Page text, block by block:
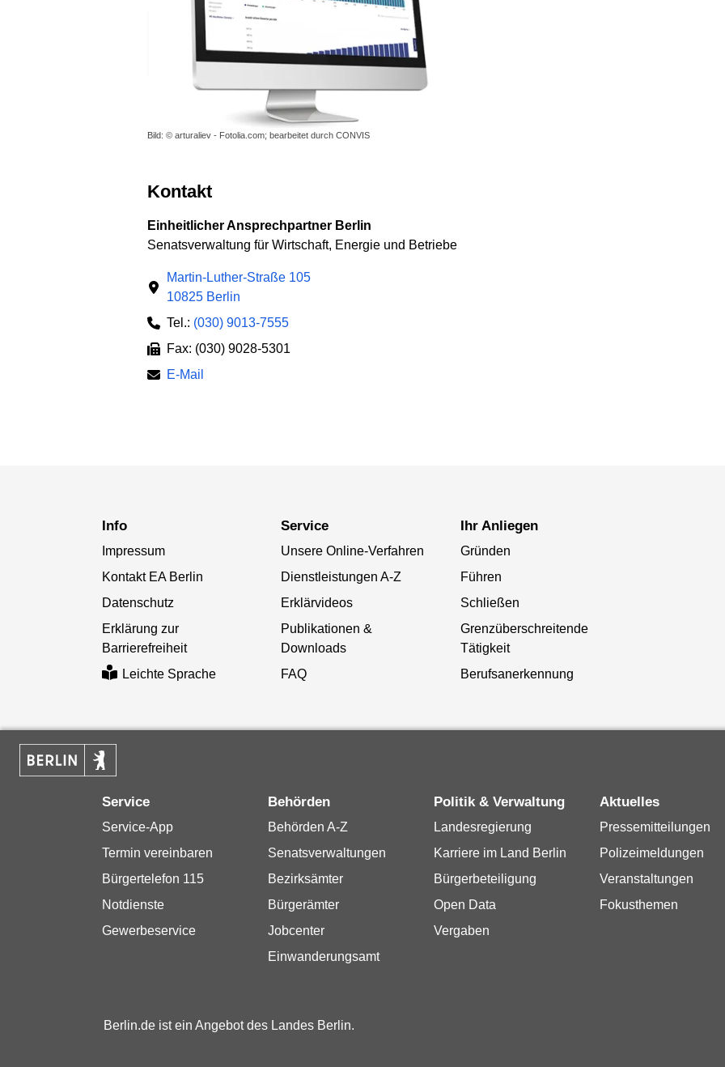
Bild: © arturaliev - Fotolia.com; bearbeitet durch CONVIS
Kontakt
Einheitlicher Ansprechpartner Berlin
Senatsverwaltung für Wirtschaft, Energie und Betriebe
Martin-Luther-Straße 105
10825 Berlin
Tel.: (030) 9013-7555
Fax: (030) 9028-5301
E-Mail
Info
Impressum
Kontakt EA Berlin
Datenschutz
Erklärung zur
Barrierefreiheit
Leichte Sprache
Service
Unsere Online-Verfahren
Dienstleistungen A-Z
Erklärvideos
Publikationen &
Downloads
FAQ
Ihr Anliegen
Gründen
Führen
Schließen
Grenzüberschreitende
Tätigkeit
Berufsanerkennung
Service
Service-App
Termin vereinbaren
Bürgertelefon 115
Notdienste
Gewerbeservice
Behörden
Behörden A-Z
Senatsverwaltungen
Bezirksämter
Bürgerämter
Jobcenter
Einwanderungsamt
Politik & Verwaltung
Landesregierung
Karriere im Land Berlin
Bürgerbeteiligung
Open Data
Vergaben
Aktuelles
Pressemitteilungen
Polizeimeldungen
Veranstaltungen
Fokusthemen
Berlin.de ist ein Angebot des Landes Berlin.